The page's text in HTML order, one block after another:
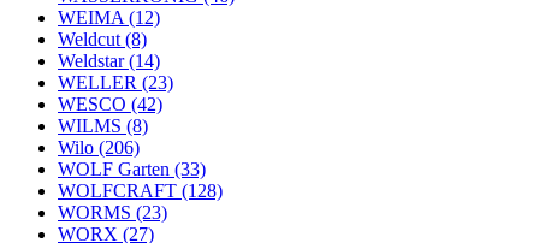
WEIMA (12)
Weldcut (8)
Weldstar(14)
WELLER (23)
WESCO (42)
WILMS (8)
Wilo (206)
WOLF Garten (33)
WOLFCRAFT (128)
WORMS (23)
WORX (27)